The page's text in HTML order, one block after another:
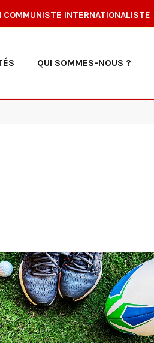
COMMUNISTE INTERNATIONALISTE
QUI SOMMES-NOUS ?